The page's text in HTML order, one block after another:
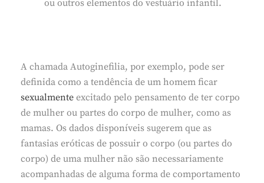
ou outros elementos do vestuário infantil.
A chamada Autoginefilia, por exemplo, pode ser
definida como a tendência de um homem ficar
sexualmente excitado pelo pensamento de ter corpo
de mulher ou partes do corpo de mulher, como as
mamas. Os dados disponíveis sugerem que as
fantasias eróticas de possuir o corpo (ou partes do
corpo) de uma mulher não são necessariamente
acompanhadas de alguma forma de comportamento